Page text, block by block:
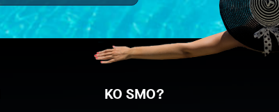
KO SMO?